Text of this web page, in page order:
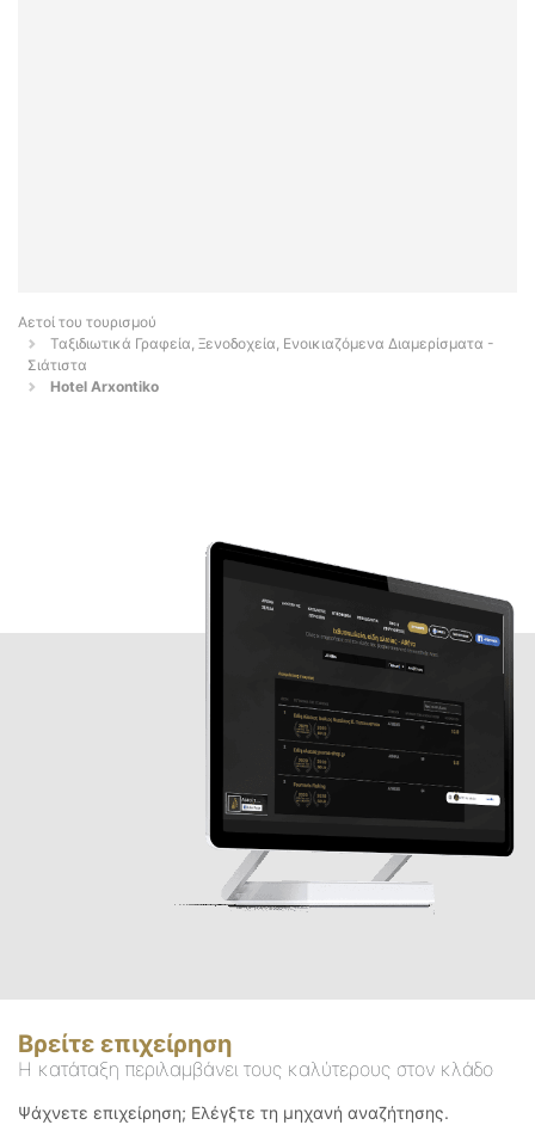
Αετοί του τουρισμού
Ταξιδιωτικά Γραφεία, Ξενοδοχεία, Ενοικιαζόμενα Διαμερίσματα -
Σιάτιστα
Hotel Arxontiko
Βρείτε επιχείρηση
Η κατάταξη περιλαμβάνει τους καλύτερους στον κλάδο
Ψάχνετε επιχείρηση; Ελέγξτε τη μηχανή αναζήτησης.